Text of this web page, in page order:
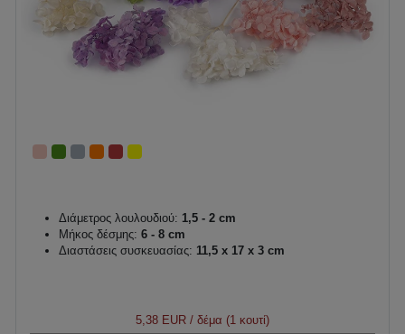
Διάμετρος λουλουδιού: 1,5 - 2 cm
Μήκος δέσμης: 6 - 8 cm
Διαστάσεις συσκευασίας: 11,5 x 17 x 3 cm
5,38 EUR / δέμα (1 κουτί)